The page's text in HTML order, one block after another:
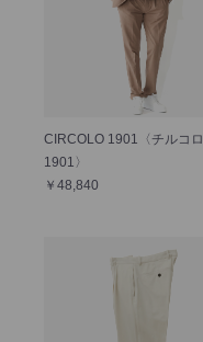
CIRCOLO 1901〈チルコロ
1901〉
￥48,840